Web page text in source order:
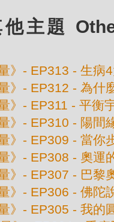
主題
》- EP313 - 生病
》- EP312 - 為什
》- EP311 - 平衡
》- EP310 - 陽間
》- EP309 - 當
》- EP308 - 奧運
》- EP307 - 巴黎
》- EP306 - 佛陀
》- EP305 - 我的